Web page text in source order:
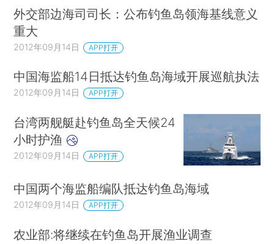
外交部边海司司长：公布钓鱼岛领海基线意义
重大
2012年09月14日 APP打开
中国海监船14日抵达钓鱼岛海域开展巡航执法
2012年09月14日 APP打开
台湾两舰艇赴钓鱼岛全天候24
小时护渔
2012年09月14日 APP打开
中国两个海监船编队抵达钓鱼岛海域
2012年09月14日 APP打开
农业部:将继续在钓鱼岛开展渔业调查